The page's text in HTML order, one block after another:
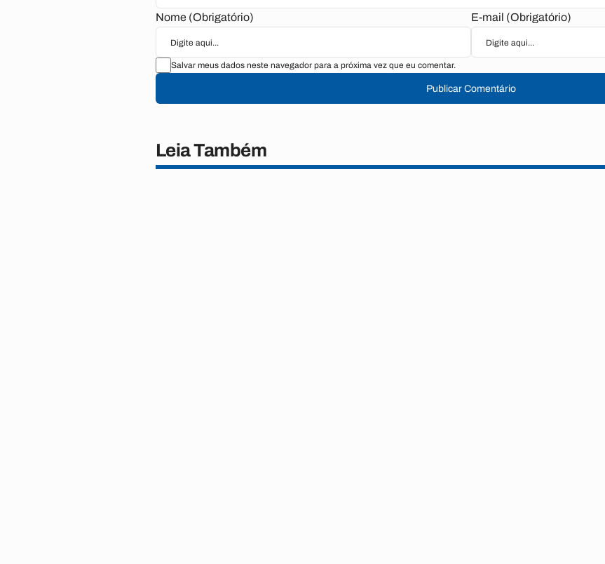
Nome (Obrigatório) E-mail (Obrigatório)
Salvar meus dados neste navegador para a próxima vez que eu comentar.
Publicar Comentário
Leia Também